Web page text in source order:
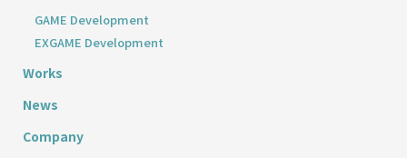
GAME Development
EXGAME Development
Works
News
Company